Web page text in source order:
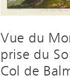
Vue du
prise du
Col de